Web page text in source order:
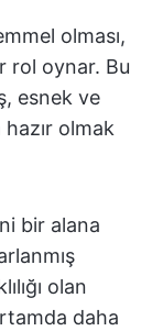
olması,
rol oynar. Bu
esnek ve
olmak
bir alana
olan
daha